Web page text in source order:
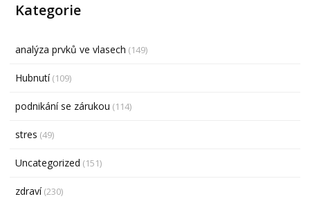
Kategorie
analýza prvků ve vlasech (149)
Hubnutí(109)
podnikání se zárukou (114)
stres (49)
Uncategorized (151)
zdraví(230)